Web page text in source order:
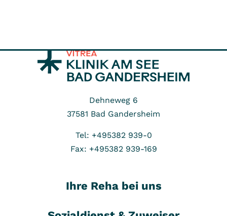
Dehneweg 6
37581 Bad Gandersheim
Tel: +495382 939-0
Fax: +495382 939-169
Ihre Reha bei uns